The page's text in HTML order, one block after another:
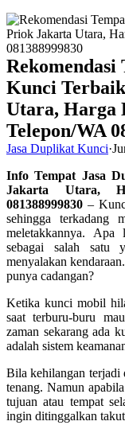
Rekomendasi
Kunci
Utara, Harga
Telepon/WA
Jasa Duplikat Kunci·
Info Tempat Jasa
Jakarta Utara,
081388999830 –
sehingga terkadang
meletakkannya.
sebagai salah satu
menyalakan
punya cadangan?
Ketika kunci mobil
saat terburu-buru
zaman sekarang ada
adalah sistem
Bila kehilangan terjadi
tenang. Namun
tujuan atau tempat
ingin ditinggalkan